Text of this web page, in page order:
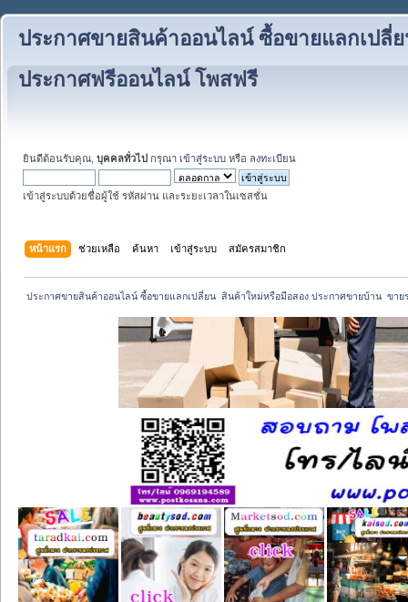
ประกาศขายสินค้าออนไลน์ ซื้อขายแลกเปลี่
ประกาศฟรีออนไลน์ โพสฟรี
ยินดีต้อนรับคุณ, บุคคลทั่วไป กรุณา เข้าสู่ระบบ หรือ ลงทะเบียน
เข้าสู่ระบบด้วยชื่อผู้ใช้ รหัสผ่าน และระยะเวลาในเซสชั่น
หน้าแรก ช่วยเหลือ ค้นหา เข้าสู่ระบบ สมัครสมาชิก
ประกาศขายสินค้าออนไลน์ ซื้อขายแลกเปลี่ยน  สินค้าใหม่หรือมือสอง ประกาศขายบ้าน  ขา